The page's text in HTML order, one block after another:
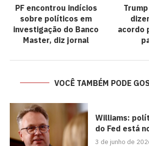
PF encontrou indícios
sobre políticos em
investigação do Banco
Master, diz jornal
acordo
VOCÊ TAMBÉM PODE
Williams:
do Fed está
3 de junho de